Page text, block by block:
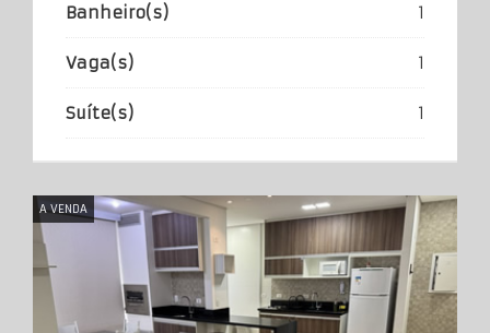
Banheiro(s) 1
Vaga(s) 1
Suíte(s) 1
A VENDA